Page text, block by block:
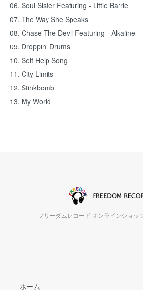
06. Soul Sister Featuring - Little Barrie
07. The Way She Speaks
08. Chase The Devil Featuring - Alkaline
09. Droppin' Drums
10. Self Help Song
11. City Limits
12. Stinkbomb
13. My World
フリーダムレコード オンラインショッ
ホーム